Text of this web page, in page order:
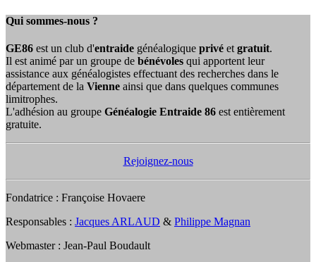
Qui sommes-nous ?
GE86 est un club d'entraide généalogique privé et gratuit.
Il est animé par un groupe de bénévoles qui apportent leur
assistance aux généalogistes effectuant des recherches dans le
département de la Vienne ainsi que dans quelques communes
limitrophes.
L'adhésion au groupe Généalogie Entraide 86 est entièrement
gratuite.
Rejoignez-nous
Fondatrice : Françoise Hovaere
Responsables : Jacques ARLAUD & Philippe Magnan
Webmaster : Jean-Paul Boudault